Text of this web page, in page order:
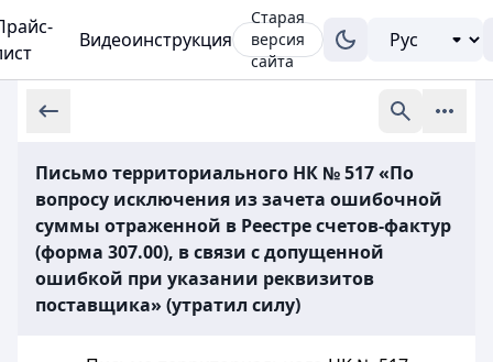
Видеоинструкция
Старая
версия
сайта
Письмо территориального НК № 517 «По
вопросу исключения из зачета ошибочной
суммы отраженной в Реестре счетов-фактур
(форма 307.00), в связи с допущенной
ошибкой при указании реквизитов
поставщика» (утратил силу)